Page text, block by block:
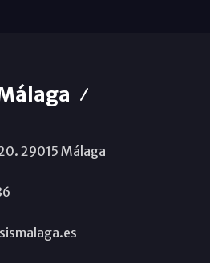
29015 Málaga